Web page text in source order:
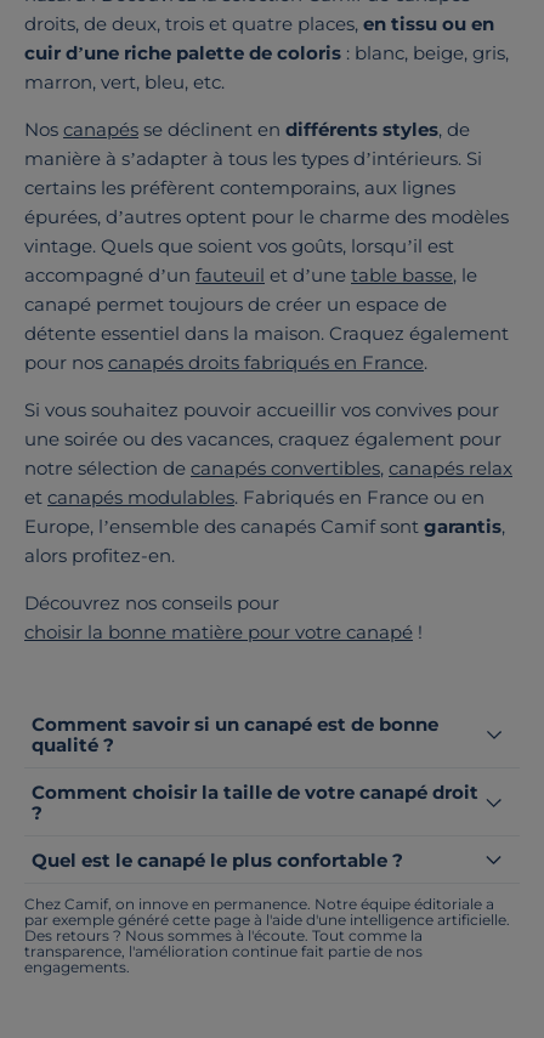
droits, de deux, trois et quatre places, en tissu ou en
cuir d’une riche palette de coloris : blanc, beige, gris,
marron, vert, bleu, etc.
Nos canapés se déclinent en différents styles, de
manière à s’adapter à tous les types d’intérieurs. Si
certains les préfèrent contemporains, aux lignes
épurées, d’autres optent pour le charme des modèles
vintage. Quels que soient vos goûts, lorsqu’il est
accompagné d’un fauteuil et d’une table basse, le
canapé permet toujours de créer un espace de
détente essentiel dans la maison. Craquez également
pour nos canapés droits fabriqués en France.
Si vous souhaitez pouvoir accueillir vos convives pour
une soirée ou des vacances, craquez également pour
notre sélection de canapés convertibles, canapés relax
et canapés modulables. Fabriqués en France ou en
Europe, l’ensemble des canapés Camif sont garantis,
alors profitez-en.
Découvrez nos conseils pour
choisir la bonne matière pour votre canapé !
Comment savoir si un canapé est de bonne
qualité ?
Comment choisir la taille de votre canapé droit
?
Quel est le canapé le plus confortable ?
Chez Camif, on innove en permanence. Notre équipe éditoriale a
par exemple généré cette page à l'aide d'une intelligence artificielle.
Des retours ? Nous sommes à l'écoute. Tout comme la
transparence, l'amélioration continue fait partie de nos
engagements.